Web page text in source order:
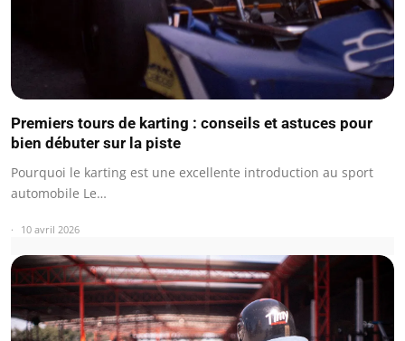
Premiers tours de karting : conseils et astuces pour
bien débuter sur la piste
Pourquoi le karting est une excellente introduction au sport
automobile Le…
10 avril 2026